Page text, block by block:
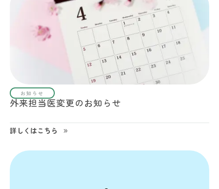
お知らせ
外来担当医変更のお知らせ
詳しくはこちら